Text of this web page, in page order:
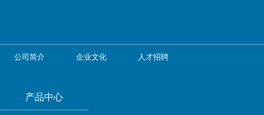
公司简介 企业文化 人才招聘
产品中心